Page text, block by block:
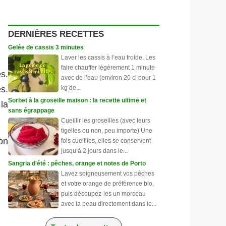
DERNIÈRES RECETTES
Gelée de cassis 3 minutes
Laver les cassis à l’eau froide. Les
faire chauffer légèrement 1 minute
avec de l’eau (environ 20 cl pour 1
kg de...
Sorbet à la groseille maison : la recette ultime et
sans égrappage
Cueillir les groseilles (avec leurs
tigelles ou non, peu importe) Une
fois cueillies, elles se conservent
jusqu’à 2 jours dans le...
Sangria d'été : pêches, orange et notes de Porto
Lavez soigneusement vos pêches
et votre orange de préférence bio,
puis découpez-les un morceau
avec la peau directement dans le...